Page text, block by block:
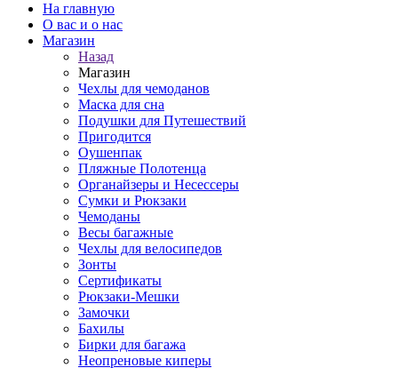
На главную
О вас и о нас
Магазин
Назад
Магазин
Чехлы для чемоданов
Маска для сна
Подушки для Путешествий
Пригодится
Оушенпак
Пляжные Полотенца
Органайзеры и Несессеры
Сумки и Рюкзаки
Чемоданы
Весы багажные
Чехлы для велосипедов
Зонты
Сертификаты
Рюкзаки-Мешки
Замочки
Бахилы
Бирки для багажа
Неопреновые киперы